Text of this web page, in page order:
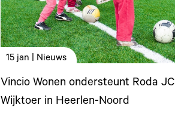
15 jan | Nieuws
Vincio Wonen ondersteunt Roda JC
Wijktoer in Heerlen-Noord